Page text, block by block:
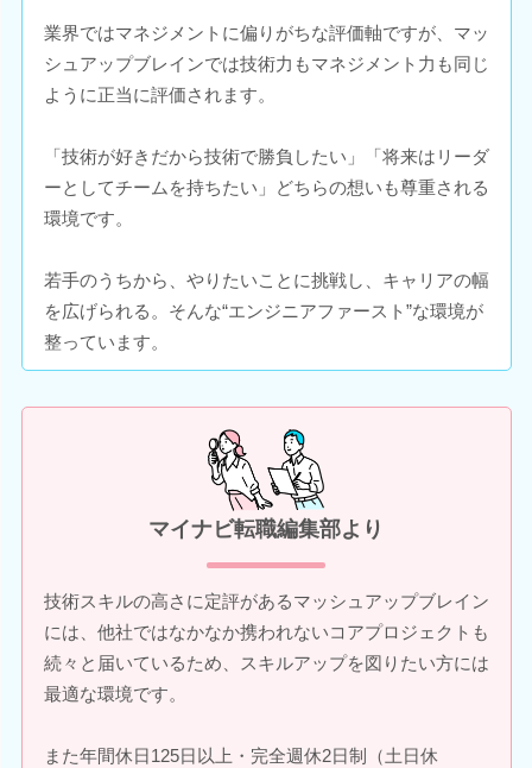
業界ではマネジメントに偏りがちな評価軸ですが、マッ
シュアップブレインでは技術力もマネジメント力も同じ
ように正当に評価されます。
「技術が好きだから技術で勝負したい」「将来はリーダ
ーとしてチームを持ちたい」どちらの想いも尊重される
環境です。
若手のうちから、やりたいことに挑戦し、キャリアの幅
を広げられる。そんな“エンジニアファースト”な環境が
整っています。
マイナビ転職編集部より
技術スキルの高さに定評があるマッシュアップブレイン
には、他社ではなかなか携われないコアプロジェクトも
続々と届いているため、スキルアップを図りたい方には
最適な環境です。
また年間休日125日以上・完全週休2日制（土日休